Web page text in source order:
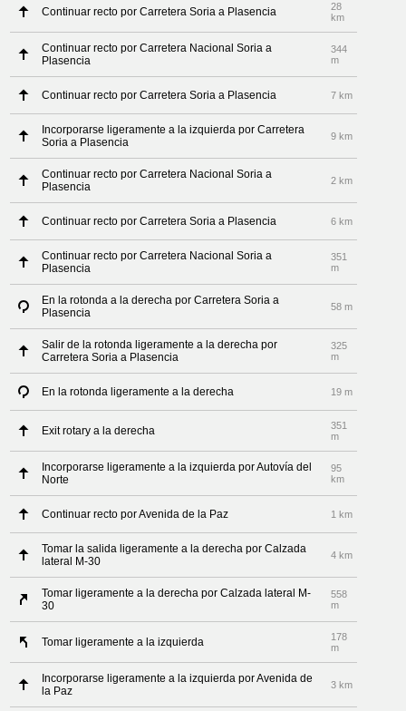
Continuar recto por Carretera Soria a Plasencia
28
km
Continuar recto por Carretera Nacional Soria a
Plasencia
344
m
Continuar recto por Carretera Soria a Plasencia 7 km
Incorporarse ligeramente a la izquierda por Carretera
Soria a Plasencia
9 km
Continuar recto por Carretera Nacional Soria a
Plasencia
2 km
Continuar recto por Carretera Soria a Plasencia 6 km
Continuar recto por Carretera Nacional Soria a
Plasencia
351
m
En la rotonda a la derecha por Carretera Soria a
Plasencia
58 m
Salir de la rotonda ligeramente a la derecha por
Carretera Soria a Plasencia
325
m
En la rotonda ligeramente a la derecha 19 m
Exit rotary a la derecha
351
m
Incorporarse ligeramente a la izquierda por Autovía del
Norte
95
km
Continuar recto por Avenida de la Paz 1 km
Tomar la salida ligeramente a la derecha por Calzada
lateral M-30
4 km
Tomar ligeramente a la derecha por Calzada lateral M-
30
558
m
Tomar ligeramente a la izquierda
178
m
Incorporarse ligeramente a la izquierda por Avenida de
la Paz
3 km